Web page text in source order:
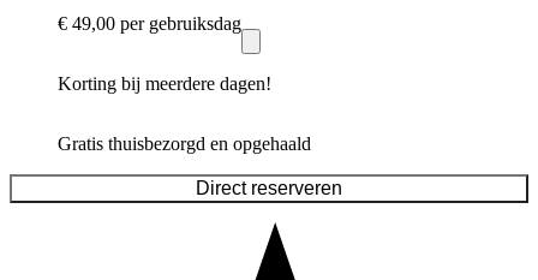
€ 49,00 per gebruiksdag
Korting bij meerdere dagen!
Gratis thuisbezorgd en opgehaald
Direct reserveren